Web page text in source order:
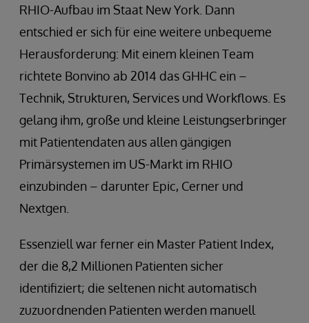
RHIO-Aufbau im Staat New York. Dann
entschied er sich für eine weitere unbequeme
Herausforderung: Mit einem kleinen Team
richtete Bonvino ab 2014 das GHHC ein –
Technik, Strukturen, Services und Workflows. Es
gelang ihm, große und kleine Leistungserbringer
mit Patientendaten aus allen gängigen
Primärsystemen im US-Markt im RHIO
einzubinden – darunter Epic, Cerner und
Nextgen.
Essenziell war ferner ein Master Patient Index,
der die 8,2 Millionen Patienten sicher
identifiziert; die seltenen nicht automatisch
zuzuordnenden Patienten werden manuell